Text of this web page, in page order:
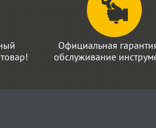
Официальная
обслуживание